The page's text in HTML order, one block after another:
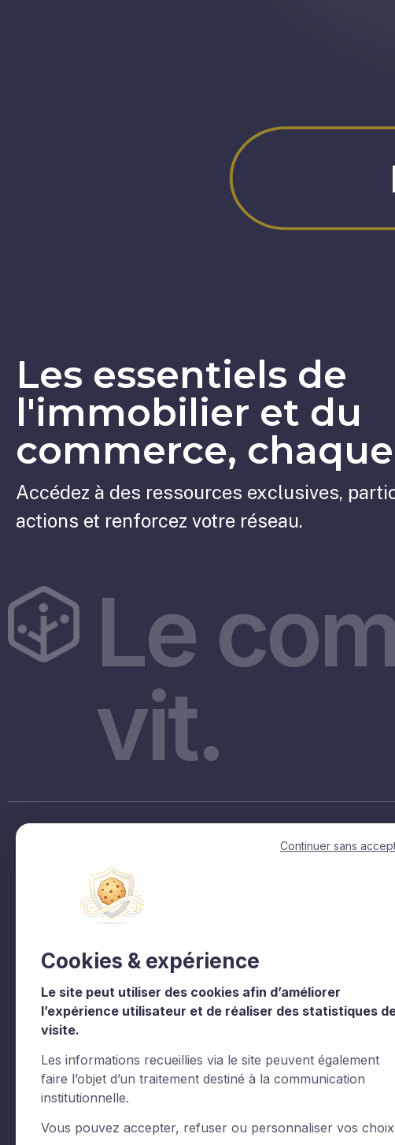
Les essentiels de
l'immobilier et du
commerce,
Accédez à des ressources exclusives,
actions et renforcez votre réseau.
Le
vit.
Accueil
La Fédération
La Vie de la Fédération
Les commissions
Valorpark
La Fédération
Documentations
Le CNCC est un organisme de formation enregistré sous le
L.6313-1°Actions de formation. Certaines images et vidéos
Continuer sans
Cookies & expérience
Le site peut utiliser des cookies afin d’améliorer
l’expérience utilisateur et de réaliser des statistiques
visite.
Les informations recueillies via le site peuvent également
faire l’objet d’un traitement destiné à la communication
institutionnelle.
Vous pouvez accepter, refuser ou personnaliser vos